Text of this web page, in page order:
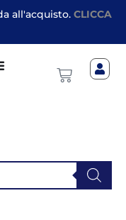
all'acquisto. CLICCA